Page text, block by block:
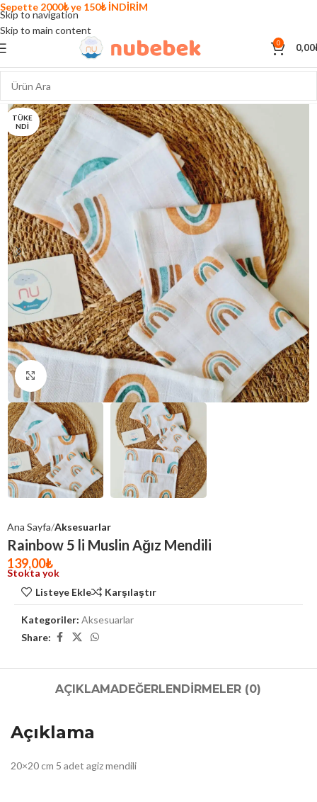
Skip to navigation
Skip to main content
0 0,00
TÜKE
NDI
Click to enlarge
Ana Sayfa Aksesuarlar
Rainbow 5 li Muslin Ağız Mendili
139,00₺
Stokta yok
Listeye Ekle
Karşılaştır
Kategoriler: Aksesuarlar
Share:
AÇIKLAMADEĞERLENDIRMELER (0)
Açıklama
20×20 cm 5 adet agiz mendili
Sepette 2000₺ ye 150₺ İNDİRİM